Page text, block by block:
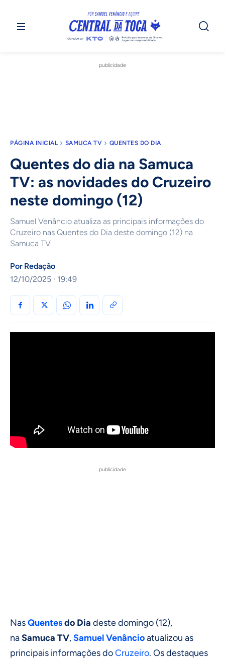
publicidade
PÁGINA INICIAL SAMUCA TV QUENTES DO DIA
Quentes do dia na Samuca
TV: as novidades do Cruzeiro
neste domingo (12)
Samuel Venâncio atualiza as principais informações do
Cruzeiro nas Quentes do Dia deste domingo (12) na
Samuca TV
Por Redação
12/10/2025 · 19:49
publicidade
NasQuentesdo Dia deste domingo (12),
naSamuca TV,Samuel Venâncioatualizou as
principais informações doCruzeiro. Os destaques